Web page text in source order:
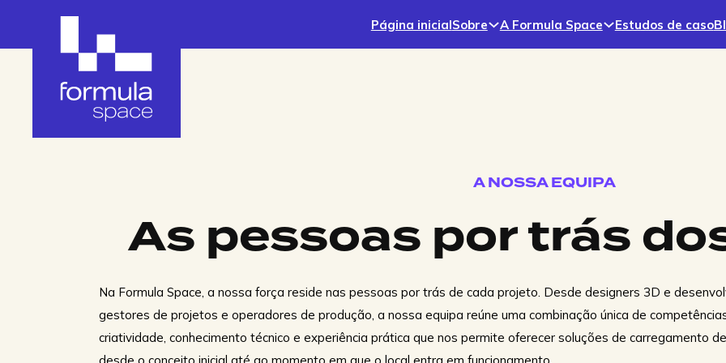
Página inicialSobre A Formula Space
os carregadores operacionais.
Fundamentos modulares | Em
Fundações modulares para carregadores CC e
pilares alimentadores, projetadas para instalação
rápida, terrenos irregulares e estabilidade.
Consultoria e assessoria em
veículos elétricos
Fundações pré-moldadas | EZ
Block
Estudos de caso
A NOSSA EQUIPA
As pessoas por trás
Na Formula Space, a nossa força reside nas pessoas por trás de cada projeto. Desde designers 3D e
gestores de projetos e operadores de produção, a nossa equipa reúne uma combinação única de
criatividade, conhecimento técnico e experiência prática que nos permite oferecer soluções de carregamento